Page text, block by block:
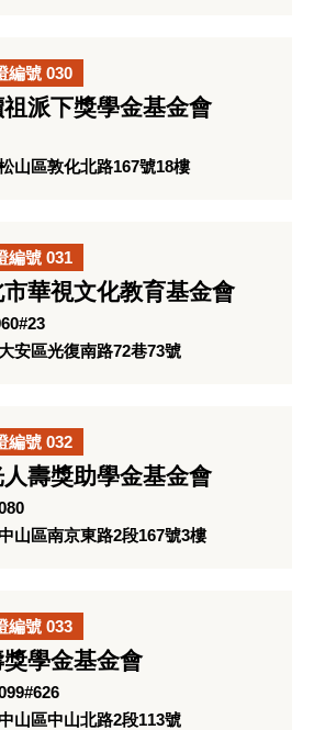
編號 030
派下獎學金基金會
山區敦化北路167號18樓
編號 031
華視文化教育基金會
安區光復南路72巷73號
編號 032
壽獎助學金基金會
山區南京東路2段167號3樓
編號 033
學金基金會
山區中山北路2段113號